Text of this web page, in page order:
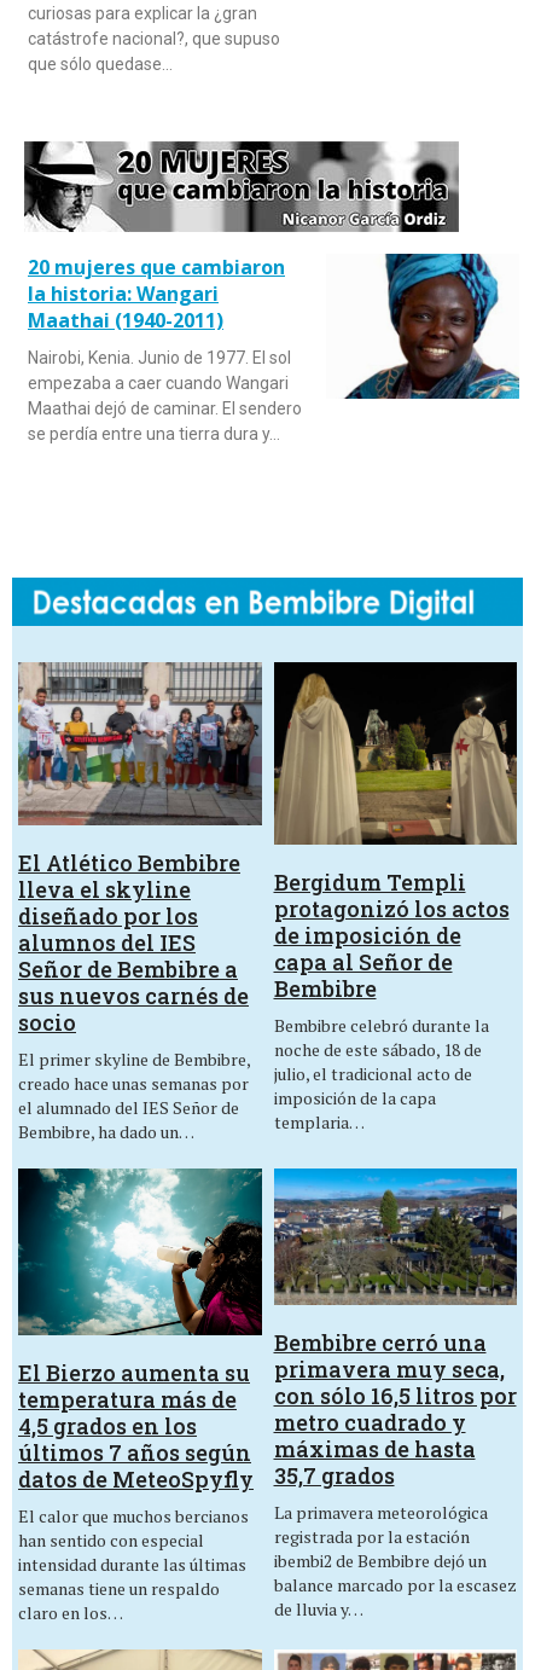
curiosas para explicar la ¿gran
catástrofe nacional?, que supuso
que sólo quedase…
20 mujeres que cambiaron
la historia: Wangari
Maathai (1940-2011)
Nairobi, Kenia. Junio de 1977. El sol
empezaba a caer cuando Wangari
Maathai dejó de caminar. El sendero
se perdía entre una tierra dura y…
El Atlético Bembibre
lleva el skyline
diseñado por los
alumnos del IES
Señor de Bembibre a
sus nuevos carnés de
socio
El primer skyline de Bembibre,
creado hace unas semanas por
el alumnado del IES Señor de
Bembibre, ha dado un…
Bergidum Templi
protagonizó los actos
de imposición de
capa al Señor de
Bembibre
Bembibre celebró durante la
noche de este sábado, 18 de
julio, el tradicional acto de
imposición de la capa
templaria…
El Bierzo aumenta su
temperatura más de
4,5 grados en los
últimos 7 años según
datos de MeteoSpyfly
El calor que muchos bercianos
han sentido con especial
intensidad durante las últimas
semanas tiene un respaldo
claro en los…
Bembibre cerró una
primavera muy seca,
con sólo 16,5 litros por
metro cuadrado y
máximas de hasta
35,7 grados
La primavera meteorológica
registrada por la estación
ibembi2 de Bembibre dejó un
balance marcado por la escasez
de lluvia y…